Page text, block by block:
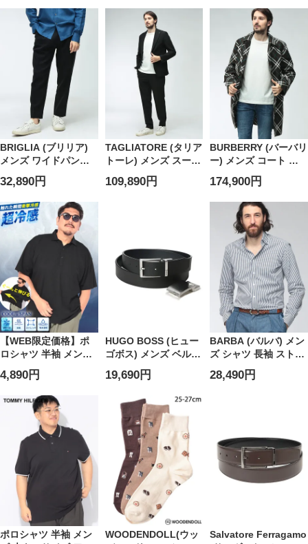
い 天竺 無地 シャツ ト
ップス ポロ シンプル
ビジカジ 春 夏
ャケット アウター 涼
しい カジュアル きれ
いめ 春 夏
ウェイカラー カジュ
アルシャツ
GTPOLO61181
BRIGLIA (ブリリア)
メンズ ワイドパンツ
コットンリネン 無地
タック ワイドパンツ
BRIPORTO300154
32,890円
TAGLIATORE (タリア
トーレ) メンズ スーツ
コットン シアサッカ
ー シングルジャケッ
109,890円
BURBERRY (バーバリ
ー) メンズ コート マ
ルチカラーチェック
フロントボタン トレ
ンチコート
BB8091845
174,900円
【WEB限定価格】ポ
ロシャツ 半袖 メンズ
大きいサイズ COOL
＆SPAN ジャガード
スキッパー シャツ ト
ップス ストレッチ ボ
タン シンプル 春 夏
4,890円
HUGO BOSS (ヒュー
ゴボス) メンズ ベルト
替えバックル カウハ
イド HB50537100
19,690円
BARBA (バルバ) メン
ズ シャツ 長袖 ストラ
イプ フライボタンダ
ウン ストレッチ
28,490円
ポロシャツ 半袖 メン
WOODENDOLL(ウッ
Salvatore Ferragamo